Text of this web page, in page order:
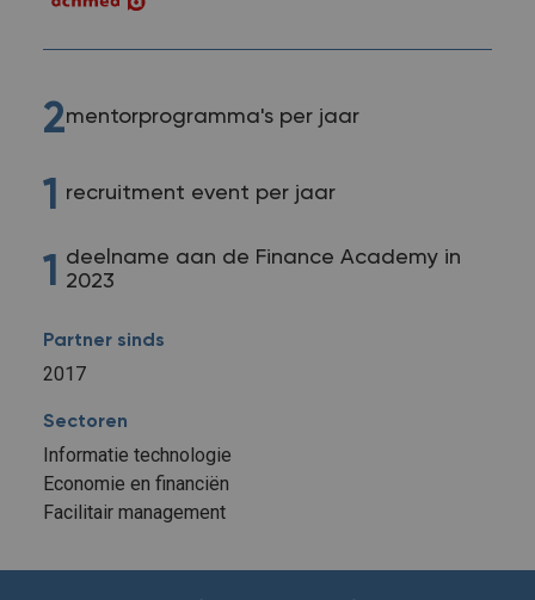
2
1
1
mentorprogramma's per jaar
recruitment event per jaar
deelname aan de Finance Academy in
2023
Partner sinds
2017
Sectoren
Informatie technologie
Economie en financiën
Facilitair management